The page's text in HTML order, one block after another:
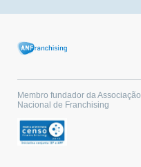
Membro fundador da Associação
Nacional de Franchising